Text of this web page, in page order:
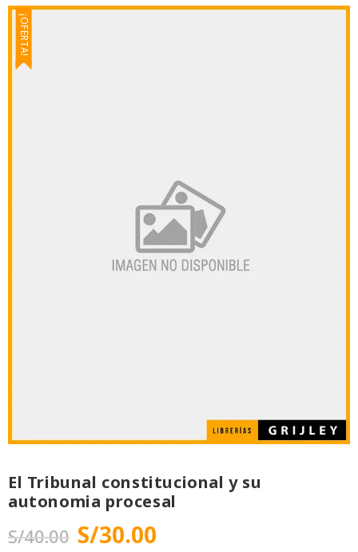
¡OFERTA!
El Tribunal constitucional y su
autonomia procesal
S/40.00 S/30.00